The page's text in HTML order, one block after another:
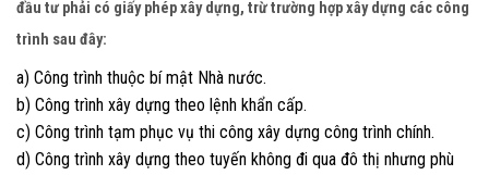
đầu tư phải có giấy phép xây dựng, trừ trường hợp xây dựng các công
trình sau đây:
a) Công trình thuộc bí mật Nhà nước.
b) Công trình xây dựng theo lệnh khẩn cấp.
c) Công trình tạm phục vụ thi công xây dựng công trình chính.
d) Công trình xây dựng theo tuyến không đi qua đô thị nhưng phù